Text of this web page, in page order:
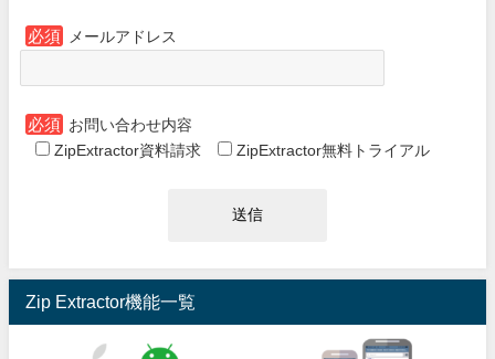
必須 メールアドレス
必須 お問い合わせ内容
ZipExtractor資料請求
ZipExtractor無料トライアル
Zip Extractor機能一覧